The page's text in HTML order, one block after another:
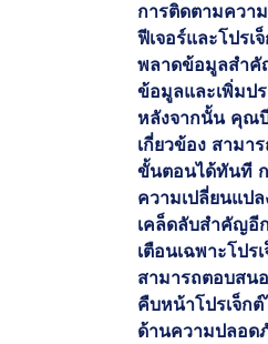
การติดตามควา
ฟีเจอร์และโปร
พลาดข้อมูลสำคั
ข้อมูลและเพิ่มป
หลังจากนั้น คุณ
เกี่ยวข้อง สาม
ขั้นตอนได้ทันที ก
ความเปลี่ยนแปล
เคล็ดลับสำคัญอี
เตือนเฉพาะโป
สามารถตอบสน
คืบหน้าโปรเจ็ก
ด้านความปลอด